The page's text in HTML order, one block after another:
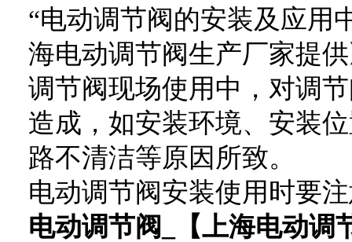
“电动调节阀的安装及应用
海电动调节阀生产厂家提
调节阀现场使用中，对调
造成，如安装环境、安装
路不清洁等原因所致。
电动调节阀安装使用时要
电动调节阀_【上海电动调